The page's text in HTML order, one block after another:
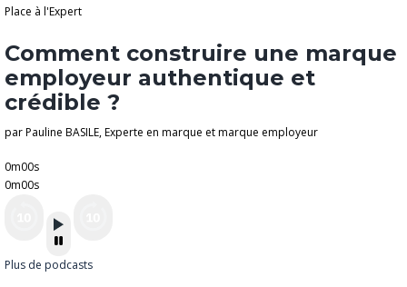
Place à l'Expert
Comment construire une marque
employeur authentique et
crédible ?
par Pauline BASILE, Experte en marque et marque employeur
0m00s
0m00s
Plus de podcasts